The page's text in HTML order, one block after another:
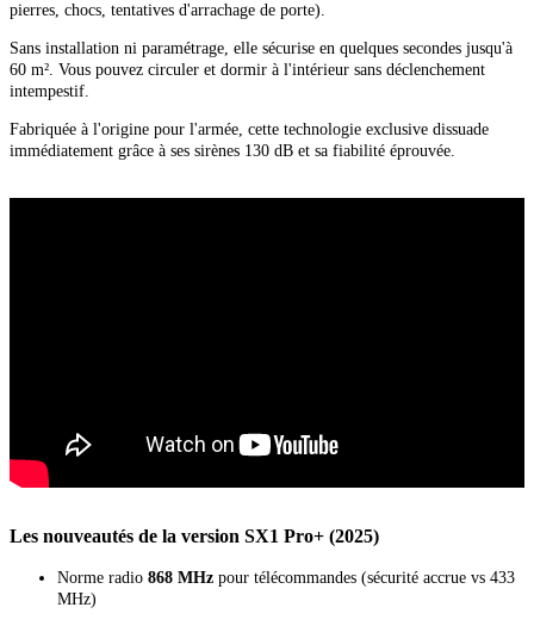
pierres, chocs, tentatives d'arrachage de porte).
Sans installation ni paramétrage, elle sécurise en quelques secondes jusqu'à
60 m². Vous pouvez circuler et dormir à l'intérieur sans déclenchement
intempestif.
Fabriquée à l'origine pour l'armée, cette technologie exclusive dissuade
immédiatement grâce à ses sirènes 130 dB et sa fiabilité éprouvée.
Les nouveautés de la version SX1 Pro+ (2025)
Norme radio 868 MHz pour télécommandes (sécurité accrue vs 433
MHz)